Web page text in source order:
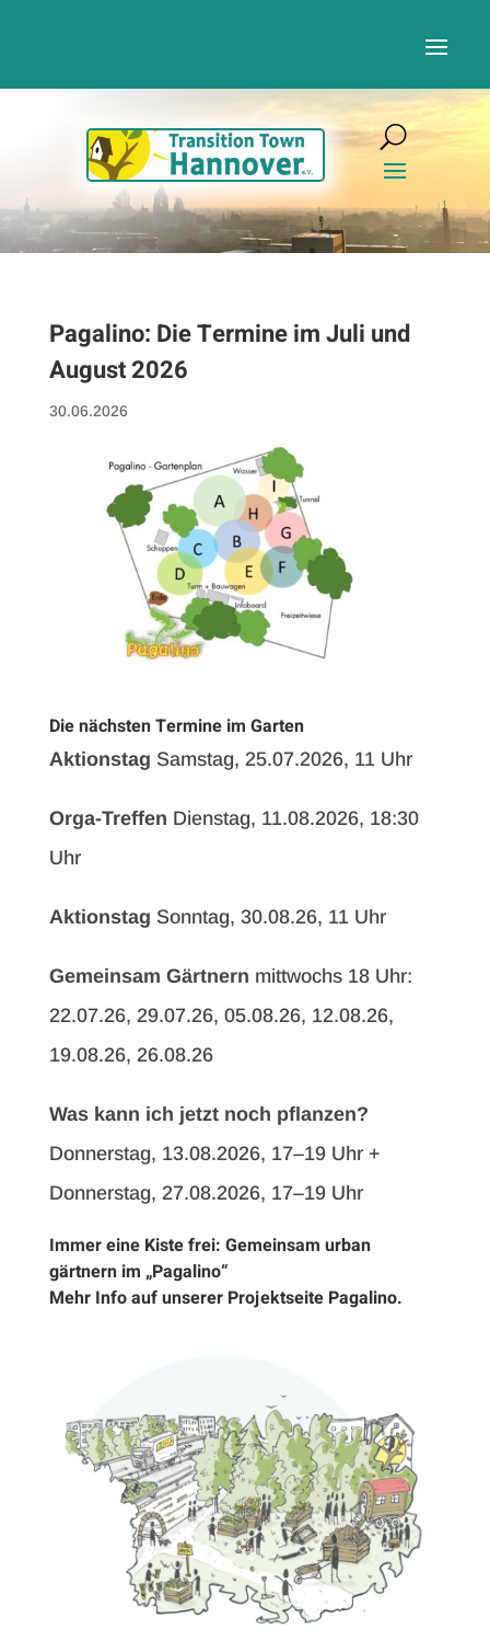
Pagalino: Die Termine im Juli und
August 2026
30.06.2026
Die nächsten Termine im Garten
Aktionstag Samstag, 25.07.2026, 11 Uhr
Orga-Treffen Dienstag, 11.08.2026, 18:30
Uhr
Aktionstag Sonntag, 30.08.26, 11 Uhr
Gemeinsam Gärtnern mittwochs 18 Uhr:
22.07.26, 29.07.26, 05.08.26, 12.08.26,
19.08.26, 26.08.26
Was kann ich jetzt noch pflanzen?
Donnerstag, 13.08.2026, 17–19 Uhr +
Donnerstag, 27.08.2026, 17–19 Uhr
Immer eine Kiste frei: Gemeinsam urban
gärtnern im „Pagalino“
Mehr Info auf unserer Projektseite Pagalino.